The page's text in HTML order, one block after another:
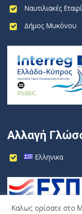
Ναυτιλιακές
Δήμος Μυκόνου
Αλλαγή
Ελληνικα
Καλως ορίσατε στο